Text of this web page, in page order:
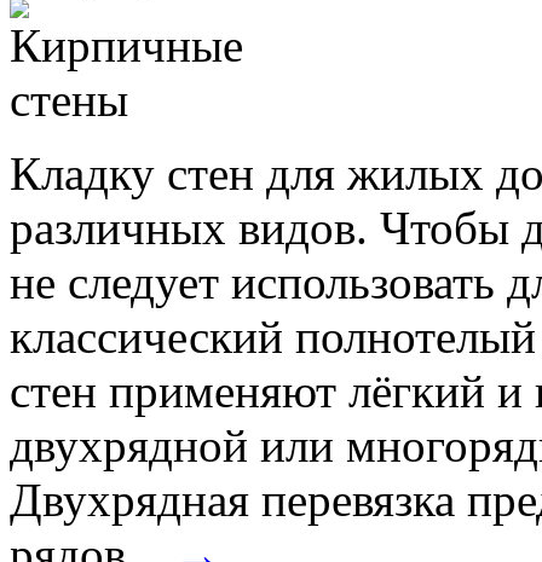
Кладку стен для жилых
различных видов. Чтобы
не следует использовать
классический
стен применяют лёгкий и
двухрядной или
Двухрядная перевязка